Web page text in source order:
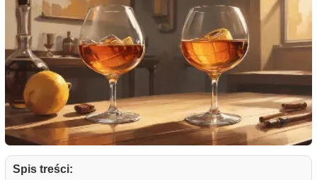
Spis treści: